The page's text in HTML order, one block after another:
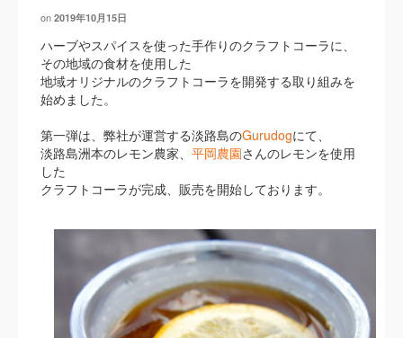
on 2019年10月15日
ハーブやスパイスを使った手作りのクラフトコーラに、
その地域の食材を使用した
地域オリジナルのクラフトコーラを開発する取り組みを
始めました。
第一弾は、弊社が運営する淡路島のGurudogにて、
淡路島洲本のレモン農家、 平岡農園さんのレモンを使用
した
クラフトコーラが完成、販売を開始しております。